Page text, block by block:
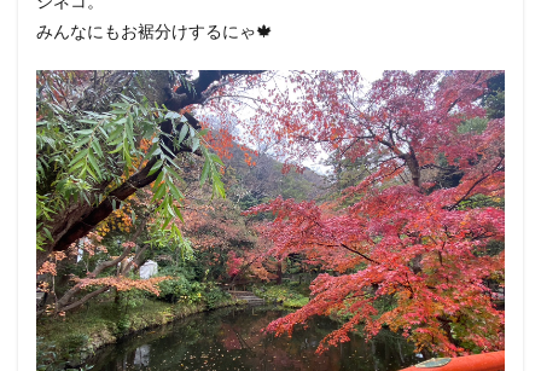
みんなにもお裾分けするにゃ🍁